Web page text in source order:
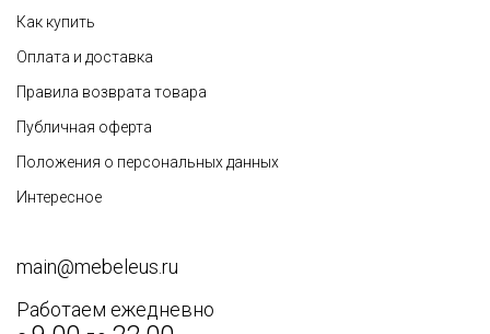
Как купить
Оплата и доставка
Правила возврата товара
Публичная оферта
Положения о персональных данных
Интересное
main@mebeleus.ru
Работаем ежедневно